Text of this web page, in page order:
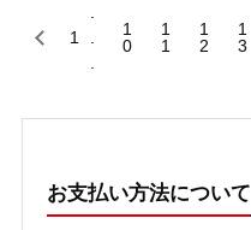
1
1
0
1
1
1
2
1
3
お支払い方法について